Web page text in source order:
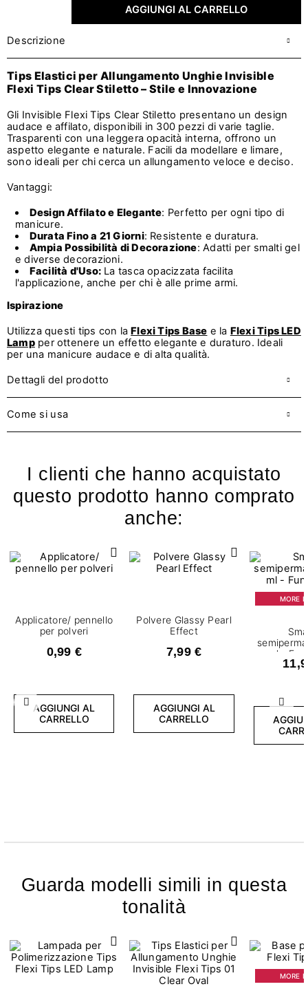
AGGIUNGI AL CARRELLO
Descrizione
Tips Elastici per Allungamento Unghie Invisible
Flexi Tips Clear Stiletto – Stile e Innovazione
Gli Invisible Flexi Tips Clear Stiletto presentano un design
audace e affilato, disponibili in 300 pezzi di varie taglie.
Trasparenti con una leggera opacità interna, offrono un
aspetto elegante e naturale. Facili da modellare e limare,
sono ideali per chi cerca un allungamento veloce e deciso.
Vantaggi:
Design Affilato e Elegante: Perfetto per ogni tipo di
manicure.
Durata Fino a 21 Giorni: Resistente e duratura.
Ampia Possibilità di Decorazione: Adatti per smalti gel
e diverse decorazioni.
Facilità d'Uso:La tasca opacizzata facilita
l'applicazione, anche per chi è alle prime armi.
Ispirazione
Utilizza questi tips con la Flexi Tips Base e la Flexi Tips LED
Lampperottenere un effetto elegante e duraturo. Ideali
per una manicure audace e di alta qualità.
Dettagli del prodotto
Come si usa
I clienti che hanno acquistato
questo prodotto hanno comprato
anche:
Precedente
Applicatore/ pennello
per polveri
0,99 €
AGGIUNGI AL
CARRELLO
Polvere Glassy Pearl
Effect
7,99 €
AGGIUNGI AL
CARRELLO
MORE
ml -
Guarda modelli simili in questa
tonalità
MORE